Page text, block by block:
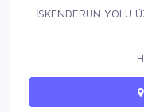
İSKENDERUN YOLU